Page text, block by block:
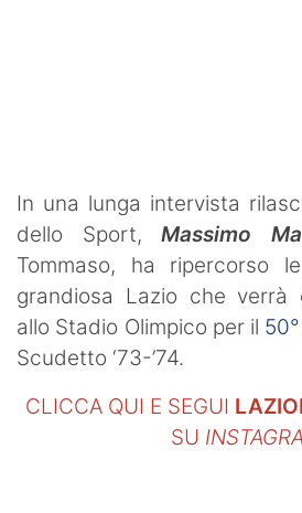
In una lunga intervista
dello Sport,Massimo
Tommaso, ha ripercorso
grandiosa Lazio che verrà
allo Stadio Olimpico per il
Scudetto ‘73-’74.
CLICCA QUI E SEGUI
SU